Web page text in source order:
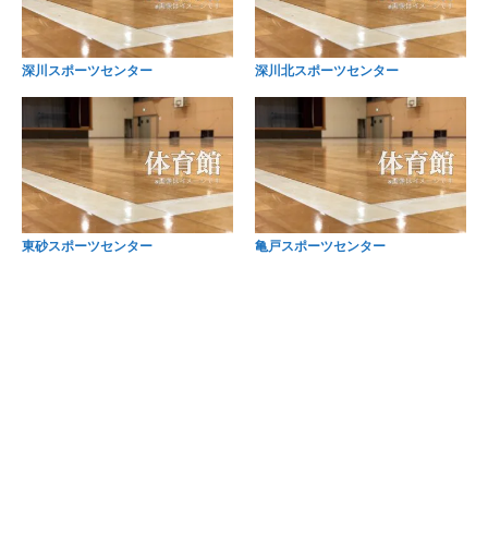
深川スポーツセンター 深川北スポーツセンター
東砂スポーツセンター 亀戸スポーツセンター